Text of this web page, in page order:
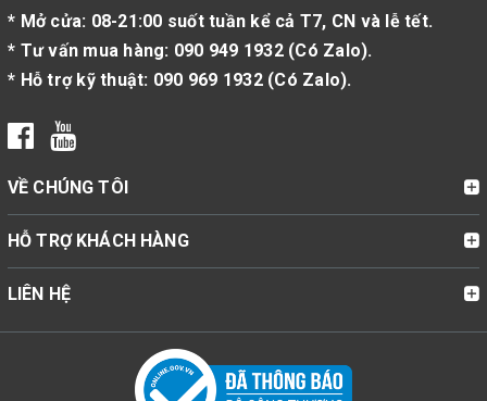
* Mở cửa: 08-21:00 suốt tuần kể cả T7, CN và lễ tết.
* Tư vấn mua hàng: 090 949 1932(Có Zalo).
* Hỗ trợ kỹ thuật: 090 969 1932(Có Zalo).
VỀ CHÚNG TÔI
HỖ TRỢ KHÁCH HÀNG
LIÊN HỆ